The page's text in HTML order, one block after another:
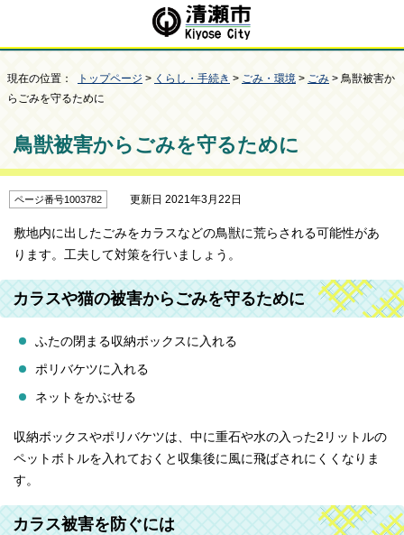
現在の位置： トップページ > くらし・手続き > ごみ・環境 > ごみ > 鳥獣被害か
らごみを守るために
鳥獣被害からごみを守るために
ページ番号1003782 更新日 2021年3月22日
敷地内に出したごみをカラスなどの鳥獣に荒らされる可能性があ
ります。工夫して対策を行いましょう。
カラスや猫の被害からごみを守るために
ふたの閉まる収納ボックスに入れる
ポリバケツに入れる
ネットをかぶせる
収納ボックスやポリバケツは、中に重石や水の入った2リットルの
ペットボトルを入れておくと収集後に風に飛ばされにくくなりま
す。
カラス被害を防ぐには